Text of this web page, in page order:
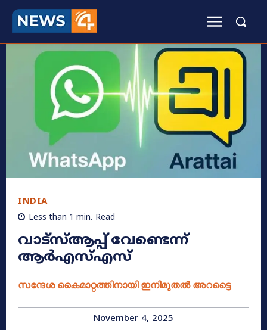
INDIA
Less than 1 min. Read
വാട്‌സ്ആപ്പ് വേണ്ടെന്ന്
ആർഎസ്എസ്
സന്ദേശ കൈമാറ്റത്തിനായി ഇനിമുതൽ അറട്ടൈ
November 4, 2025